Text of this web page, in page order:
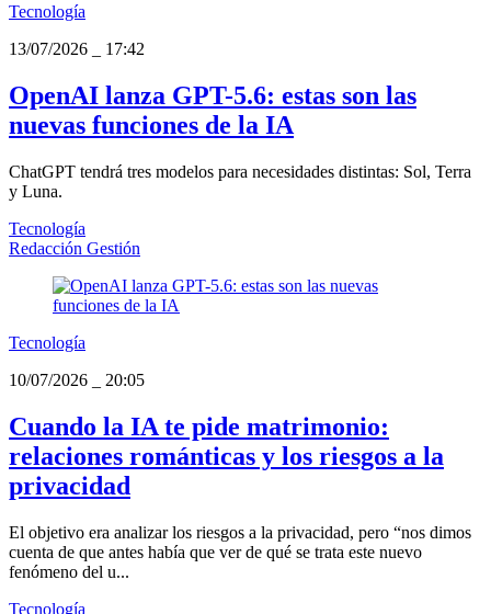
Tecnología
13/07/2026
17:42
OpenAI lanza GPT-5.6: estas son las
nuevas funciones de la IA
ChatGPT tendrá tres modelos para necesidades distintas: Sol, Terra
y Luna.
Tecnología
Redacción Gestión
Tecnología
10/07/2026
20:05
Cuando la IA te pide matrimonio:
relaciones románticas y los riesgos a la
privacidad
El objetivo era analizar los riesgos a la privacidad, pero “nos dimos
cuenta de que antes había que ver de qué se trata este nuevo
fenómeno del u...
Tecnología